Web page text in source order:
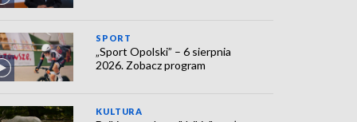
SPORT
„Sport Opolski” – 6 sierpnia
2026. Zobacz program
KULTURA